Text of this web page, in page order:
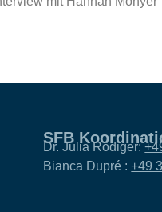
SFB
Dr. Julia Rödiger:
Bianca Dupré :+49